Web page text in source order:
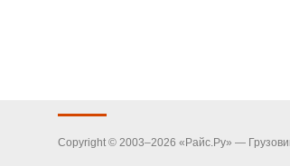
Copyright © 2003–2026 «Райс.Ру» —